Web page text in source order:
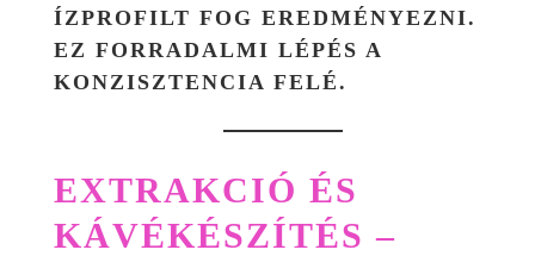
ÍZPROFILT FOG EREDMÉNYEZNI.
EZ FORRADALMI LÉPÉS A
KONZISZTENCIA FELÉ.
EXTRAKCIÓ ÉS
KÁVÉKÉSZÍTÉS –